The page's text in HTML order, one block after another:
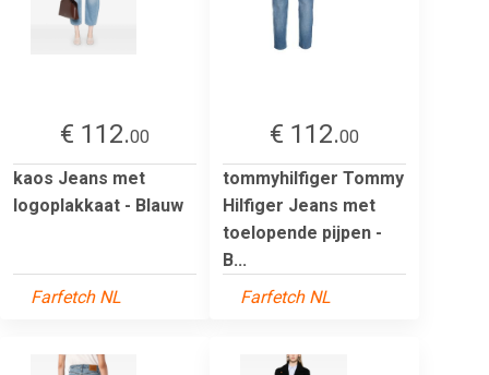
€ 112.00
kaos Jeans met
logoplakkaat - Blauw
Farfetch NL
€ 112.00
tommyhilfiger Tommy
Hilfiger Jeans met
toelopende pijpen -
B...
Farfetch NL